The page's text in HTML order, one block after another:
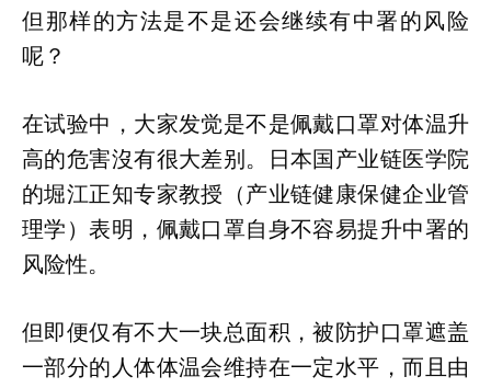
但那样的方法是不是还会继续有中署的风险
呢？
在试验中，大家发觉是不是佩戴口罩对体温升
高的危害沒有很大差别。日本国产业链医学院
的堀江正知专家教授（产业链健康保健企业管
理学）表明，佩戴口罩自身不容易提升中署的
风险性。
但即便仅有不大一块总面积，被防护口罩遮盖
一部分的人体体温会维持在一定水平，而且由